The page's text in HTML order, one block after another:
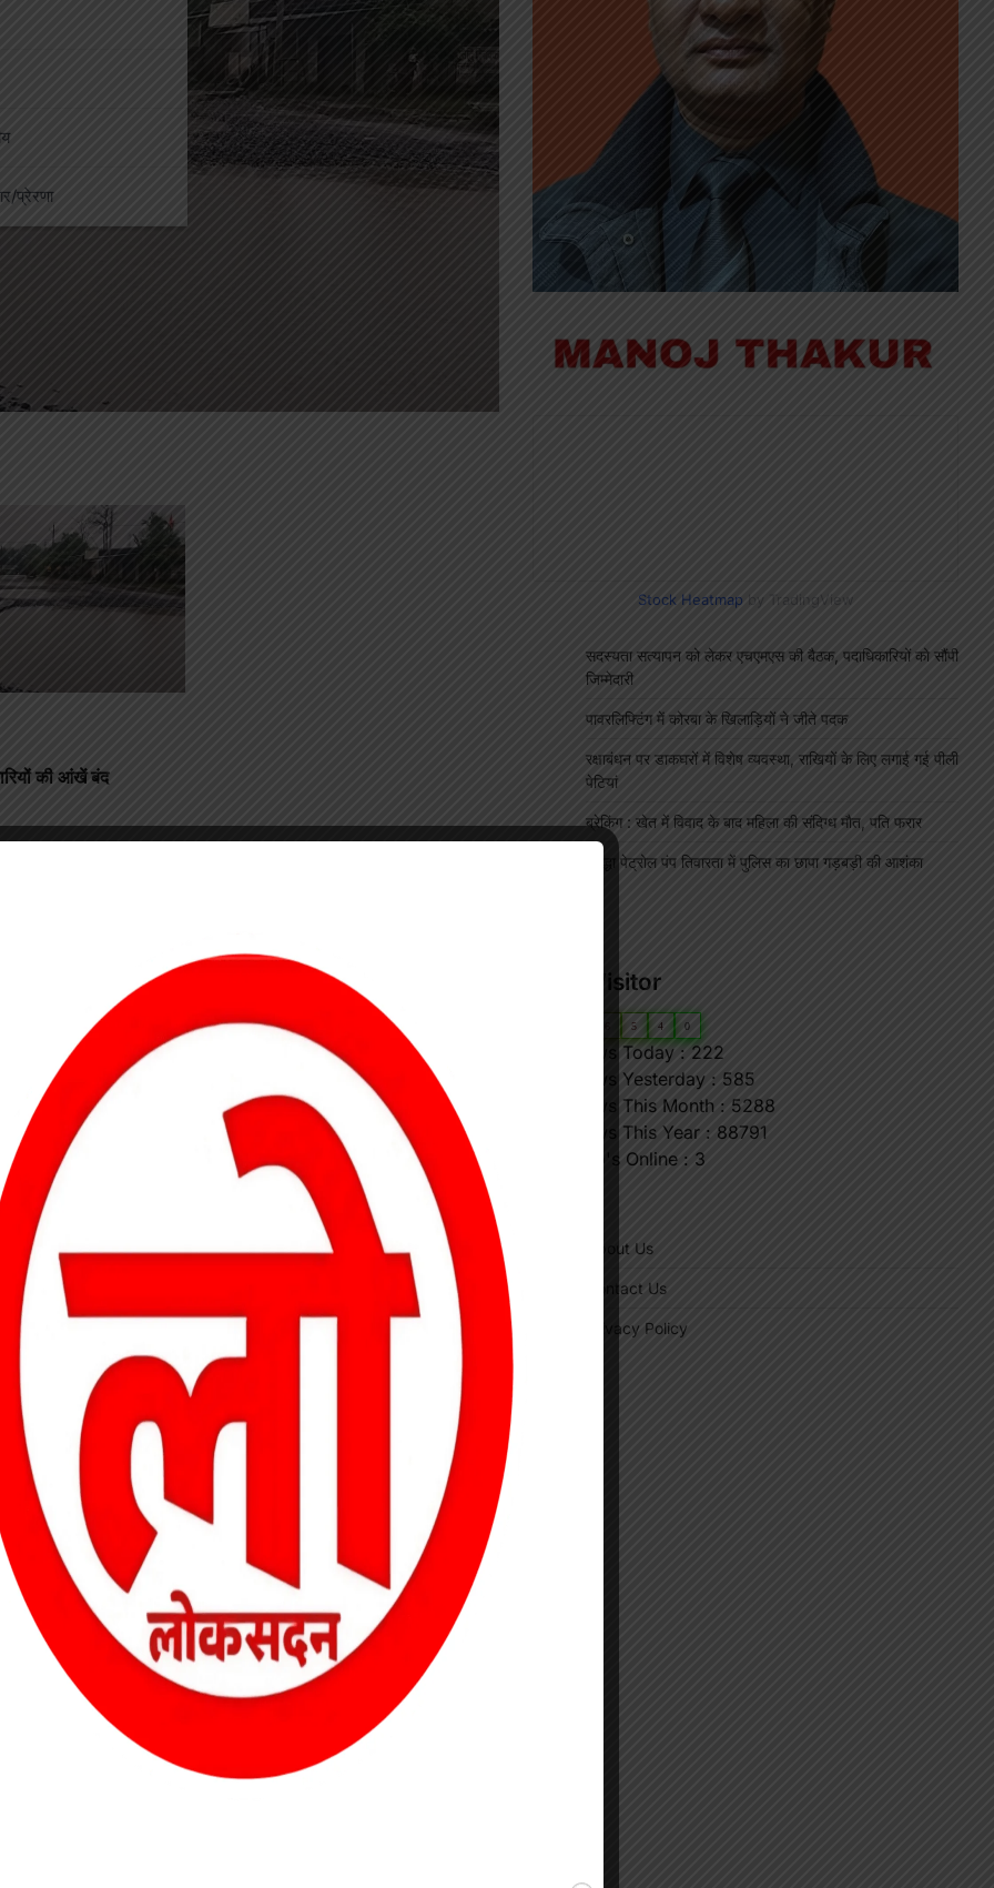
प्रेरणा
की आंखें बंद
से जर्जर हो चुका है। जगह-जगह गड्ढों और टूटी सड़कों के कारण राहगीरों
भी बिगड़ गए हैं, सड़क पर भरे पानी और गड्ढों के कारण आए दिन छोटी-बड़ी
00:24
संबंधित विभाग को की गई, लेकिन आज तक किसी भी तरह की ठोस
और निवासियों को भी स्वास्थ्य संबंधी परेशानियां झेलनी पड़ रही हैं।
करने में प्रशासन पूरी तरह से उदासीन बना हुआ है। अधिकारी और
नहीं आता।
गया, तो वे आंदोलन करने पर मजबूर होंगे।
Stock Heatmap by TradingView
सदस्यता सत्यापन को लेकर एचएमएस की बैठक, पदाधिकारियों को सौंपी
जिम्मेदारी
पावरलिफ्टिंग में कोरबा के खिलाड़ियों ने जीते पदक
रक्षाबंधन पर डाकघरों में विशेष व्यवस्था, राखियों के लिए लगाई गई पीली
पेटियां
ब्रेकिंग : खेत में विवाद के बाद महिला की संदिग्ध मौत, पति फरार
श्रद्धा पेट्रोल पंप तिवारता में पुलिस का छापा गड़बड़ी की आशंका
Our Visitor
5 4 0
Views Today : 222
Views Yesterday : 585
Views This Month : 5288
Views This Year : 88791
Who's Online : 3
About Us
Contact Us
Privacy Policy